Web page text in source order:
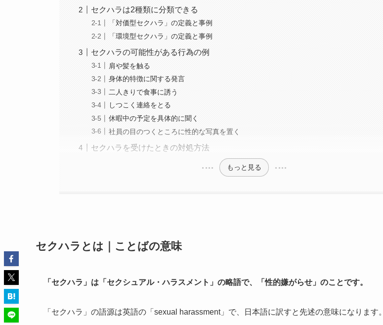
セクハラは2種類に分類できる
「対価型セクハラ」の定義と事例
「環境型セクハラ」の定義と事例
セクハラの可能性がある行為の例
肩や髪を触る
身体的特徴に関する発言
二人きりで食事に誘う
しつこく連絡をとる
休暇中の予定を具体的に聞く
社員の目のつくところに性的な写真を置く
セクハラを受けたときの対処方法
もっと見る
セクハラとは｜ことばの意味
「セクハラ」は「セクシュアル・ハラスメント」の略語で、「性的嫌がらせ」のことです。
「セクハラ」の語源は英語の「sexual harassment」で、日本語に訳すと先述の意味になります。